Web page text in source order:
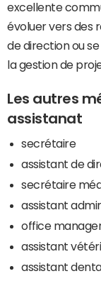
excellente
évoluer vers des
de direction ou
la gestion de
Les autres
assistanat
secrétaire
assistant de
secrétaire
assistant
office
assistant
assistant